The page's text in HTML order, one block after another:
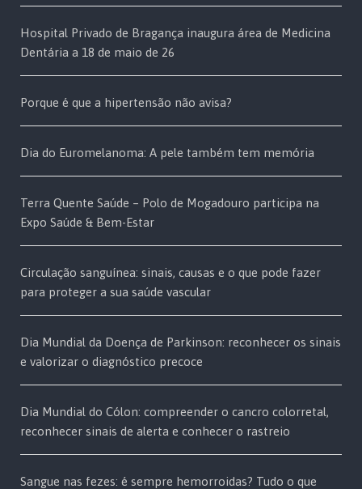
Hospital Privado de Bragança inaugura área de Medicina
Dentária a 18 de maio de 26
Porque é que a hipertensão não avisa?
Dia do Euromelanoma: A pele também tem memória
Terra Quente Saúde – Polo de Mogadouro participa na
Expo Saúde & Bem-Estar
Circulação sanguínea: sinais, causas e o que pode fazer
para proteger a sua saúde vascular
Dia Mundial da Doença de Parkinson: reconhecer os sinais
e valorizar o diagnóstico precoce
Dia Mundial do Cólon: compreender o cancro colorretal,
reconhecer sinais de alerta e conhecer o rastreio
Sangue nas fezes: é sempre hemorroidas? Tudo o que